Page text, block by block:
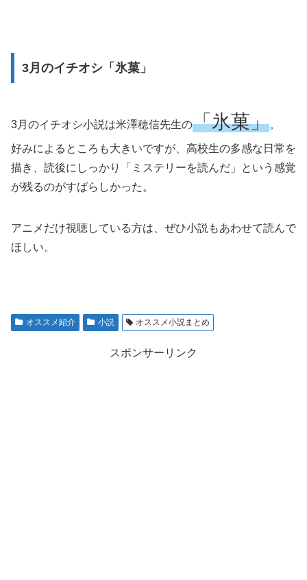
3月のイチオシ「氷菓」
3月のイチオシ小説は米澤穂信先生の「氷菓」。
好みによるところも大きいですが、高校生の多感な日常を
描き、読後にしっかり「ミステリーを読んだ」という感覚
が残るのがすばらしかった。
アニメだけ視聴している方は、ぜひ小説もあわせて読んで
ほしい。
オススメ紹介 小説 オススメ小説まとめ
スポンサーリンク